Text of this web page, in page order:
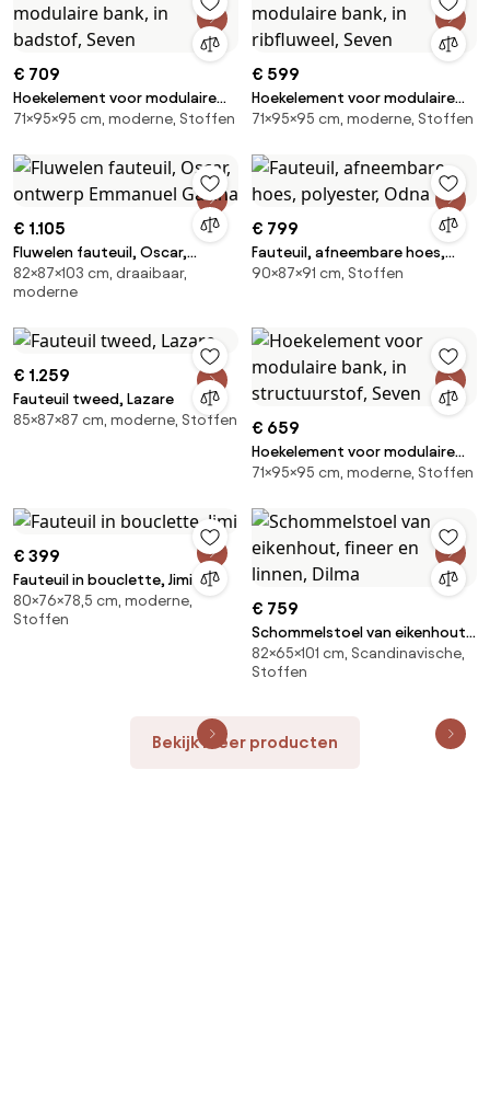
€ 709
Hoekelement voor modulaire
bank, in badstof, Seven
71×95×95 cm, moderne, Stoffen
€ 599
Hoekelement voor modulaire
bank, in ribfluweel, Seven
71×95×95 cm, moderne, Stoffen
€ 1.105
Fluwelen fauteuil, Oscar,
ontwerp Emmanuel Gallina
82×87×103 cm, draaibaar,
moderne
€ 799
Fauteuil, afneembare hoes,
polyester, Odna
90×87×91 cm, Stoffen
€ 1.259
Fauteuil tweed, Lazare
85×87×87 cm, moderne, Stoffen
€ 659
Hoekelement voor modulaire
bank, in structuurstof, Seven
71×95×95 cm, moderne, Stoffen
€ 399
Fauteuil in bouclette, Jimi
80×76×78,5 cm, moderne,
Stoffen
€ 759
Schommelstoel van eikenhout,
fineer en linnen, Dilma
82×65×101 cm, Scandinavische,
Stoffen
Bekijk meer producten